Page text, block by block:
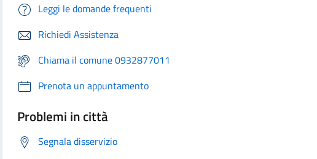
Leggi le domande frequenti
Richiedi Assistenza
Chiama il comune 0932877011
Prenota un appuntamento
Problemi in città
Segnala disservizio